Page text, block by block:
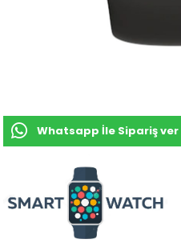
Whatsapp İle Sipariş ver